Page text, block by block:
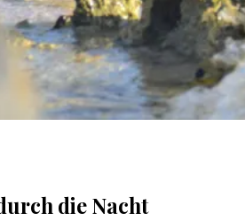
die Nacht